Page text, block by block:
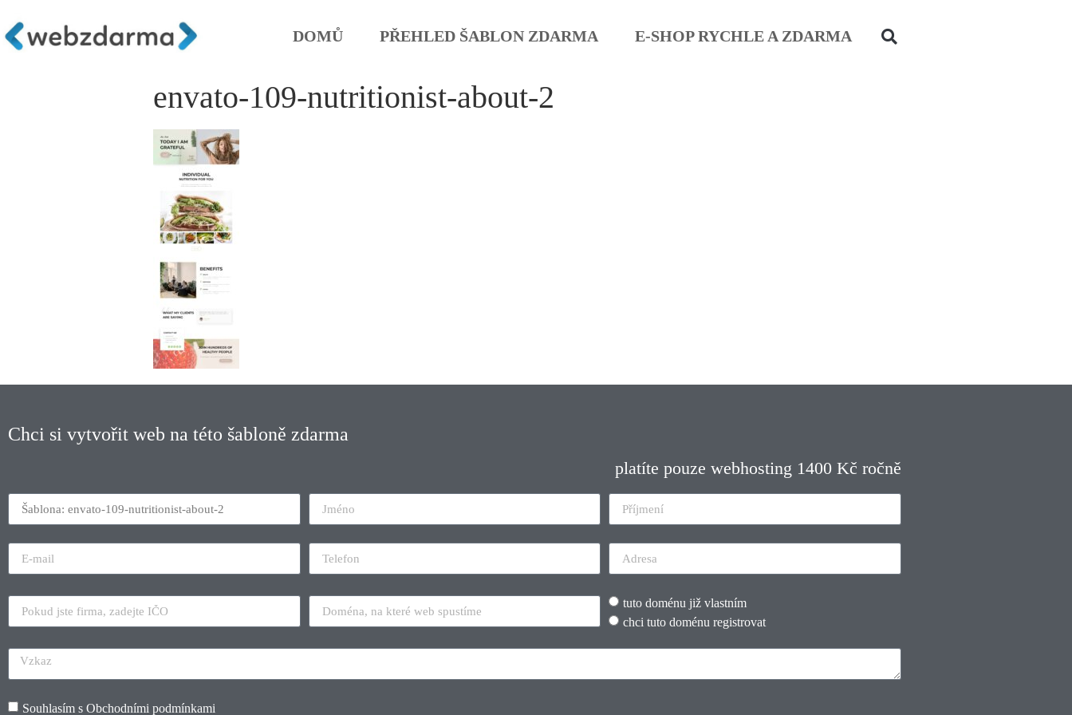
DOMŮ PŘEHLED ŠABLON ZDARMA E-SHOP RYCHLE A ZDARMA
envato-109-nutritionist-about-2
Chci si vytvořit web na této šabloně zdarma
platíte pouze webhosting 1400 Kč ročně
tuto doménu již vlastním
chci tuto doménu registrovat
Souhlasím s Obchodními podmínkami